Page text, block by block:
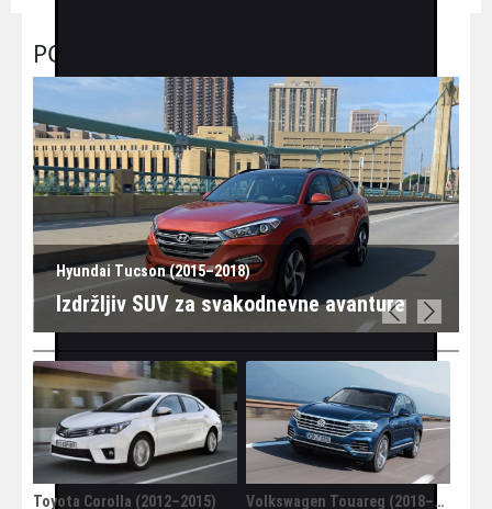
POLOVNI AUTOMOBILI
Hyundai Tucson (2015–2018)
Izdržljiv SUV za svakodnevne avanture
Toyota Corolla (2012–2015)
Volkswagen Touareg (2018–